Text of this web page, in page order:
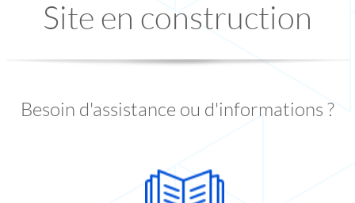
Site en construction
Besoin d'assistance ou d'informations ?